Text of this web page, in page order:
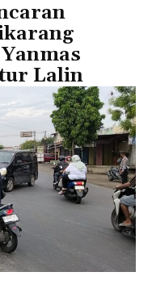
Lalin